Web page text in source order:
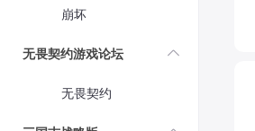
崩坏
无畏契约游戏论坛
无畏契约